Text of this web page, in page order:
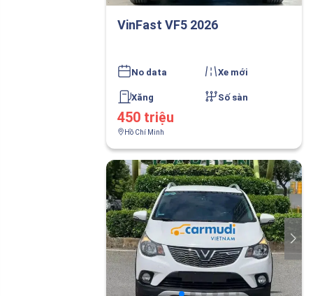
VinFast VF5 2026
No data Xe mới
Xăng Số sàn
450 triệu
Hồ Chí Minh